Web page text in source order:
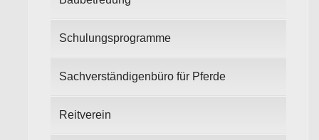
Schulungsprogramme
Sachverständigenbüro für Pferde
Reitverein